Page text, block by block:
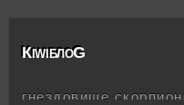
КiwiблоG
гнездовище